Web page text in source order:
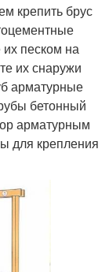
крепить брус
песком на
их снаружи
арматурные
бетонный
арматурным
для крепления